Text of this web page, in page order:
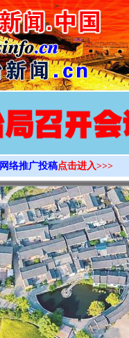
>
网络推广投稿点击进入>>>